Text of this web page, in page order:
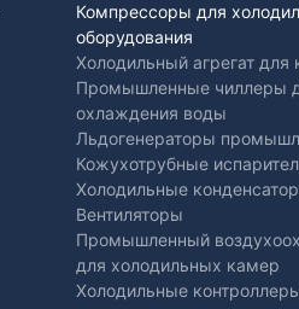
Компрессоры для
оборудования
Холодильный агрегат
Промышленные чиллеры
охлаждения воды
Льдогенераторы
Кожухотрубные
Холодильные
Вентиляторы
Промышленный
для холодильных камер
Холодильные